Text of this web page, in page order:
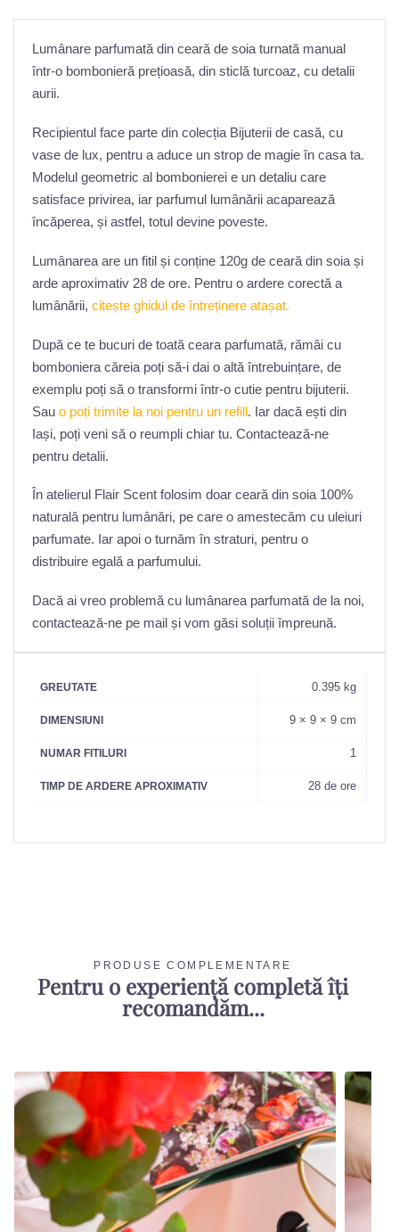
Lumânare parfumată din ceară de soia turnată manual
într-o bombonieră prețioasă, din sticlă turcoaz, cu detalii
aurii.
Recipientul face parte din colecția Bijuterii de casă, cu
vase de lux, pentru a aduce un strop de magie în casa ta.
Modelul geometric al bombonierei e un detaliu care
satisface privirea, iar parfumul lumânării acaparează
încăperea, și astfel, totul devine poveste.
Lumânarea are un fitil și conține 120g de ceară din soia și
arde aproximativ 28 de ore. Pentru o ardere corectă a
lumânării, citește ghidul de întreținere atașat.
După ce te bucuri de toată ceara parfumată, rămâi cu
bomboniera căreia poți să-i dai o altă întrebuințare, de
exemplu poți să o transformi într-o cutie pentru bijuterii.
Sau o poți trimite la noi pentru un refill. Iar dacă ești din
Iași, poți veni să o reumpli chiar tu. Contactează-ne
pentru detalii.
În atelierul Flair Scent folosim doar ceară din soia 100%
naturală pentru lumânări, pe care o amestecăm cu uleiuri
parfumate. Iar apoi o turnăm în straturi, pentru o
distribuire egală a parfumului.
Dacă ai vreo problemă cu lumânarea parfumată de la noi,
contactează-ne pe mail și vom găsi soluții împreună.
GREUTATE 0.395 kg
DIMENSIUNI 9 × 9 × 9 cm
NUMAR FITILURI 1
TIMP DE ARDERE APROXIMATIV 28 de ore
PRODUSE COMPLEMENTARE
Pentru o experiență completă îți
recomandăm...